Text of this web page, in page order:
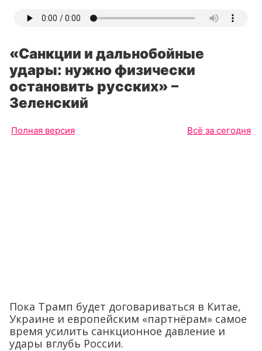
«Санкции и дальнобойные
удары: нужно физически
остановить русских» –
Зеленский
Полная версия Всё за сегодня
Пока Трамп будет договариваться в Китае,
Украине и европейским «партнёрам» самое
время усилить санкционное давление и
удары вглубь России.